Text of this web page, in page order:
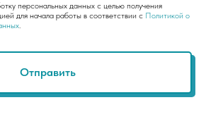
персональных данных с целью получения
для начала работы в соответствии с Политикой о
.
Отправить